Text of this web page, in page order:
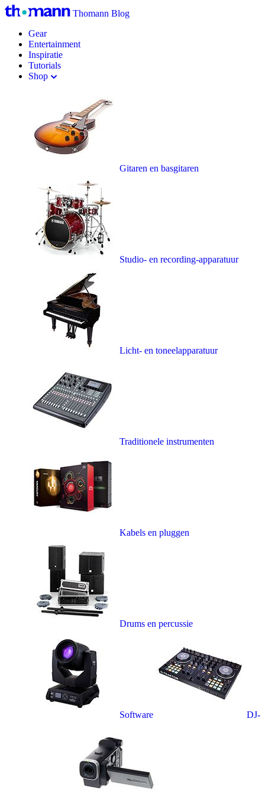
Thomann Blog
Gear
Entertainment
Inspiratie
Tutorials
Shop
Gitaren en basgitaren
Studio- en recording-apparatuur
Licht- en toneelapparatuur
Traditionele instrumenten
Kabels en pluggen
Drums en percussie
Software DJ-